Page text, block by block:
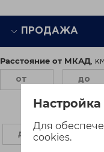
Для
cookies.
ПРОДАЖА
Расстояние от МКАД